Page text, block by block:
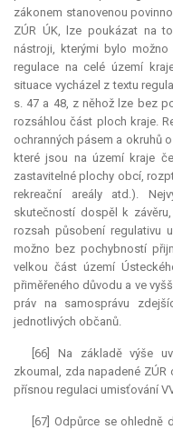
zákonem stanovenou
ZÚR ÚK, lze poukázat na
nástroji, kterými bylo
regulace na celé území
situace vycházel z textu
s. 47 a 48, z něhož lze bez
rozsáhlou část ploch kraje.
ochranných pásem a okruhů
které jsou na území kraje
zastavitelné plochy obcí,
rekreační areály atd.).
skutečností dospěl k
rozsah působení regulativu
možno bez pochybností
velkou část území
přiměřeného důvodu a ve
práv na samosprávu
jednotlivých občanů.
[66] Na základě výše
zkoumal, zda napadené
přísnou regulaci umisťování
[67] Odpůrce se ohledně